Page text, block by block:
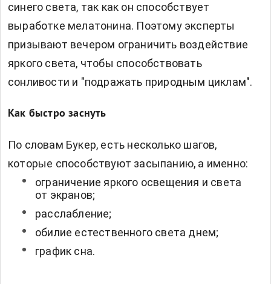
синего света, так как он способствует
выработке мелатонина. Поэтому эксперты
призывают вечером ограничить воздействие
яркого света, чтобы способствовать
сонливости и "подражать природным циклам".
Как быстро заснуть
По словам Букер, есть несколько шагов,
которые способствуют засыпанию, а именно:
ограничение яркого освещения и света
от экранов;
расслабление;
обилие естественного света днем;
график сна.